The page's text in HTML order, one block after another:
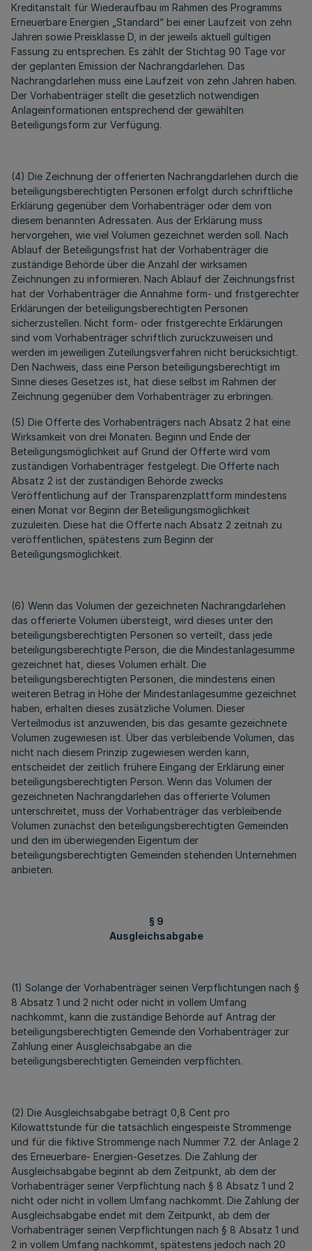
Kreditanstalt für Wiederaufbau im Rahmen des Programms
Erneuerbare Energien „Standard“ bei einer Laufzeit von zehn
Jahren sowie Preisklasse D, in der jeweils aktuell gültigen
Fassung zu entsprechen. Es zählt der Stichtag 90 Tage vor
der geplanten Emission der Nachrangdarlehen. Das
Nachrangdarlehen muss eine Laufzeit von zehn Jahren haben.
Der Vorhabenträger stellt die gesetzlich notwendigen
Anlageinformationen entsprechend der gewählten
Beteiligungsform zur Verfügung.
(4) Die Zeichnung der offerierten Nachrangdarlehen durch die
beteiligungsberechtigten Personen erfolgt durch schriftliche
Erklärung gegenüber dem Vorhabenträger oder dem von
diesem benannten Adressaten. Aus der Erklärung muss
hervorgehen, wie viel Volumen gezeichnet werden soll. Nach
Ablauf der Beteiligungsfrist hat der Vorhabenträger die
zuständige Behörde über die Anzahl der wirksamen
Zeichnungen zu informieren. Nach Ablauf der Zeichnungsfrist
hat der Vorhabenträger die Annahme form- und fristgerechter
Erklärungen der beteiligungsberechtigten Personen
sicherzustellen. Nicht form- oder fristgerechte Erklärungen
sind vom Vorhabenträger schriftlich zurückzuweisen und
werden im jeweiligen Zuteilungsverfahren nicht berücksichtigt.
Den Nachweis, dass eine Person beteiligungsberechtigt im
Sinne dieses Gesetzes ist, hat diese selbst im Rahmen der
Zeichnung gegenüber dem Vorhabenträger zu erbringen.
(5) Die Offerte des Vorhabenträgers nach Absatz 2 hat eine
Wirksamkeit von drei Monaten. Beginn und Ende der
Beteiligungsmöglichkeit auf Grund der Offerte wird vom
zuständigen Vorhabenträger festgelegt. Die Offerte nach
Absatz 2 ist der zuständigen Behörde zwecks
Veröffentlichung auf der Transparenzplattform mindestens
einen Monat vor Beginn der Beteiligungsmöglichkeit
zuzuleiten. Diese hat die Offerte nach Absatz 2 zeitnah zu
veröffentlichen, spätestens zum Beginn der
Beteiligungsmöglichkeit.
(6) Wenn das Volumen der gezeichneten Nachrangdarlehen
das offerierte Volumen übersteigt, wird dieses unter den
beteiligungsberechtigten Personen so verteilt, dass jede
beteiligungsberechtigte Person, die die Mindestanlagesumme
gezeichnet hat, dieses Volumen erhält. Die
beteiligungsberechtigten Personen, die mindestens einen
weiteren Betrag in Höhe der Mindestanlagesumme gezeichnet
haben, erhalten dieses zusätzliche Volumen. Dieser
Verteilmodus ist anzuwenden, bis das gesamte gezeichnete
Volumen zugewiesen ist. Über das verbleibende Volumen, das
nicht nach diesem Prinzip zugewiesen werden kann,
entscheidet der zeitlich frühere Eingang der Erklärung einer
beteiligungsberechtigten Person. Wenn das Volumen der
gezeichneten Nachrangdarlehen das offerierte Volumen
unterschreitet, muss der Vorhabenträger das verbleibende
Volumen zunächst den beteiligungsberechtigten Gemeinden
und den im überwiegenden Eigentum der
beteiligungsberechtigten Gemeinden stehenden Unternehmen
anbieten.
§ 9
Ausgleichsabgabe
(1) Solange der Vorhabenträger seinen Verpflichtungen nach §
8 Absatz 1 und 2 nicht oder nicht in vollem Umfang
nachkommt, kann die zuständige Behörde auf Antrag der
beteiligungsberechtigten Gemeinde den Vorhabenträger zur
Zahlung einer Ausgleichsabgabe an die
beteiligungsberechtigten Gemeinden verpflichten.
(2) Die Ausgleichsabgabe beträgt 0,8 Cent pro
Kilowattstunde für die tatsächlich eingespeiste Strommenge
und für die fiktive Strommenge nach Nummer 7.2. der Anlage 2
des Erneuerbare- Energien-Gesetzes. Die Zahlung der
Ausgleichsabgabe beginnt ab dem Zeitpunkt, ab dem der
Vorhabenträger seiner Verpflichtung nach § 8 Absatz 1 und 2
nicht oder nicht in vollem Umfang nachkommt. Die Zahlung der
Ausgleichsabgabe endet mit dem Zeitpunkt, ab dem der
Vorhabenträger seinen Verpflichtungen nach § 8 Absatz 1 und
2 in vollem Umfang nachkommt, spätestens jedoch nach 20